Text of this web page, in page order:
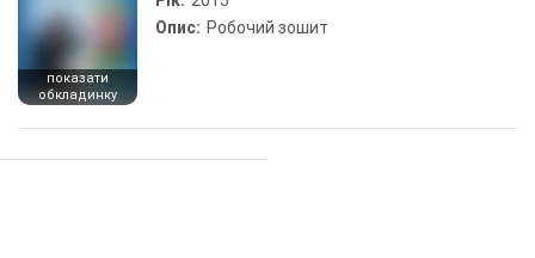
показати
обкладинку
Опис: Робочий зошит